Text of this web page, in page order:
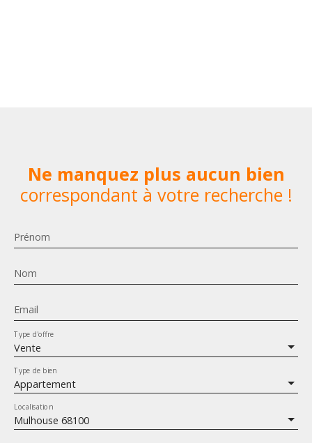
Ne manquez plus aucun bien
correspondant à votre recherche !
Prénom
Nom
Email
Vente
Type d'offre
Appartement
Type de bien
Mulhouse 68100
Localisation